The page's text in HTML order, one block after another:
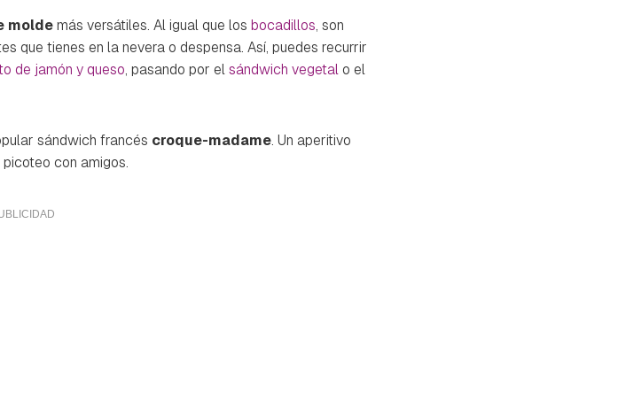
moldemás versátiles. Al igual que los bocadillos, son
que tienes en la nevera o despensa. Así, puedes recurrir
de jamón y queso, pasando por elsándwich vegetalo el
sándwich francés croque-madame. Un aperitivo
con amigos.